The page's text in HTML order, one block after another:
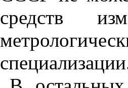
средств